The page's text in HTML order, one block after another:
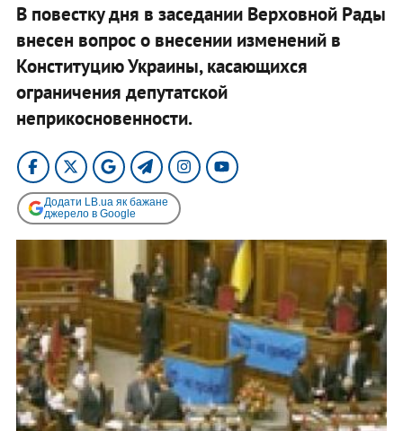
В повестку дня в заседании Верховной Рады
внесен вопрос о внесении изменений в
Конституцию Украины, касающихся
ограничения депутатской
неприкосновенности.
Додати LB.ua як бажане
джерело в Google